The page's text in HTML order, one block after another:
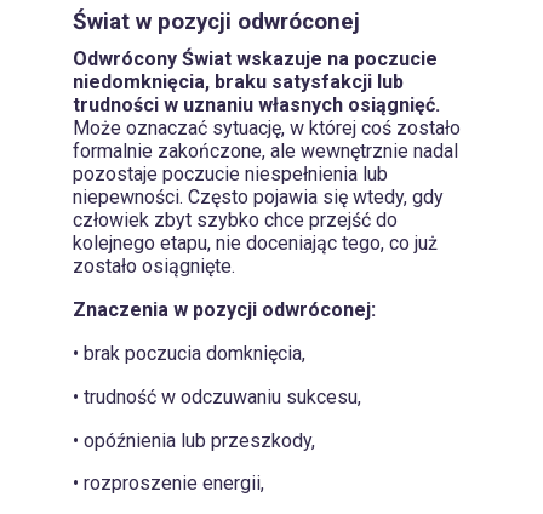
Świat w pozycji odwróconej
Odwrócony Świat wskazuje na poczucie
niedomknięcia, braku satysfakcji lub
trudności w uznaniu własnych osiągnięć.
Może oznaczać sytuację, w której coś zostało
formalnie zakończone, ale wewnętrznie nadal
pozostaje poczucie niespełnienia lub
niepewności. Często pojawia się wtedy, gdy
człowiek zbyt szybko chce przejść do
kolejnego etapu, nie doceniając tego, co już
zostało osiągnięte.
Znaczenia w pozycji odwróconej:
• brak poczucia domknięcia,
• trudność w odczuwaniu sukcesu,
• opóźnienia lub przeszkody,
• rozproszenie energii,